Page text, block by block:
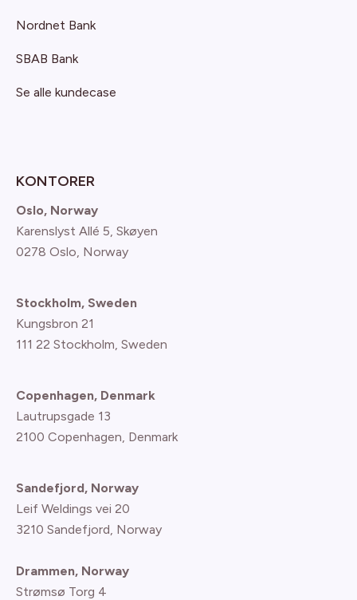
Nordnet Bank
SBAB Bank
Se alle kundecase
KONTORER
Oslo, Norway
Karenslyst Allé 5, Skøyen
0278 Oslo, Norway
Stockholm, Sweden
Kungsbron 21
111 22 Stockholm, Sweden
Copenhagen, Denmark
Lautrupsgade 13
2100 Copenhagen , Denmark
Sandefjord, Norway
Leif Weldings vei 20
3210 Sandefjord, Norway
Drammen, Norway
Strømsø Torg 4